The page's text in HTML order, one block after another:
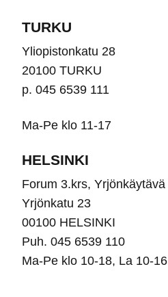
TURKU
Yliopistonkatu 28
20100 TURKU
p. 045 6539 111
Ma-Pe klo 11-17
HELSINKI
Forum 3.krs, Yrjönkäytävä
Yrjönkatu 23
00100 HELSINKI
Puh. 045 6539 110
Ma-Pe klo 10-18, La 10-16